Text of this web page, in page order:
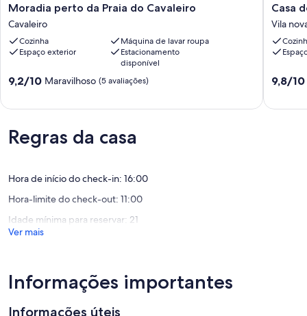
Moradia
perto
da
Praia
do
Cavaleiro
Moradia perto da Praia do Cavaleiro
Cavaleiro
Cozinha
Máquina de lavar roupa
Espaço exterior
Estacionamento
disponível
Pontuação
um
máximo
Maravilhoso,
avaliações)
9,2/10 Maravilhoso (5 avaliações)
Casa
de
Praia
-
nova
Casa
Vila
9,8/10
Regras da casa
Hora de início do check-in: 16:00
Hora-limite do check-out: 11:00
Idade mínima para reservar: 21
Ver mais
Informações importantes
Informações úteis